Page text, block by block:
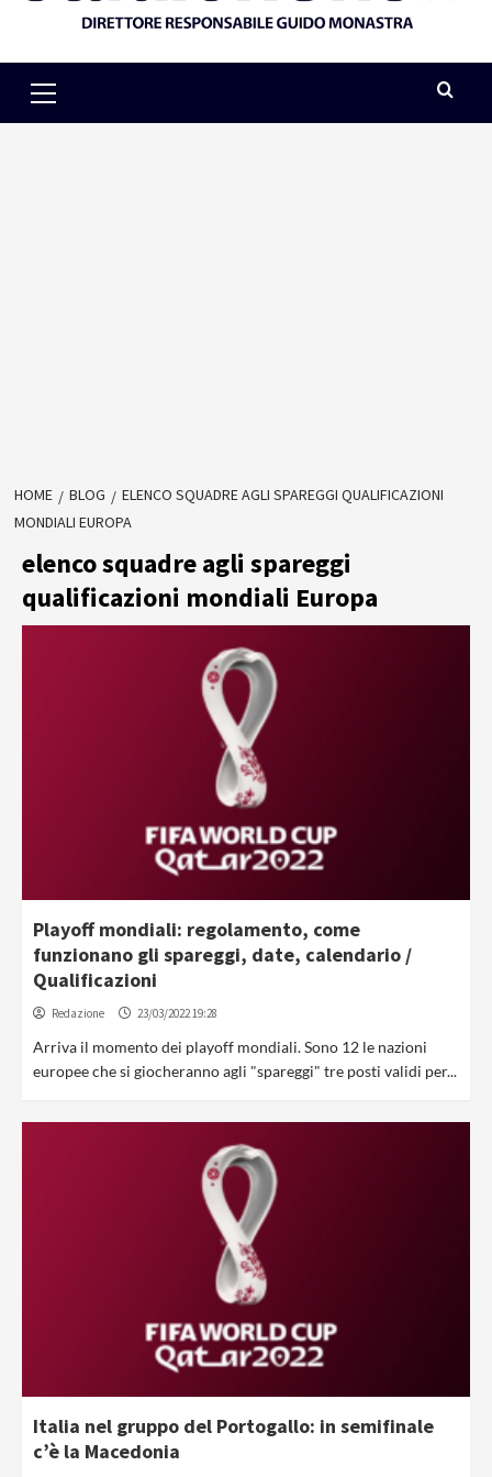
Menu
HOME BLOG
ELENCO SQUADRE AGLI SPAREGGI QUALIFICAZIONI
MONDIALI EUROPA
elenco squadre agli spareggi
qualificazioni mondiali Europa
Playoff mondiali: regolamento, come
funzionano gli spareggi, date, calendario /
Qualificazioni
Redazione 23/03/2022 19:28
Arriva il momento dei playoff mondiali. Sono 12 le nazioni
europee che si giocheranno agli "spareggi" tre posti validi per...
Italia nel gruppo del Portogallo: in semifinale
c’è la Macedonia